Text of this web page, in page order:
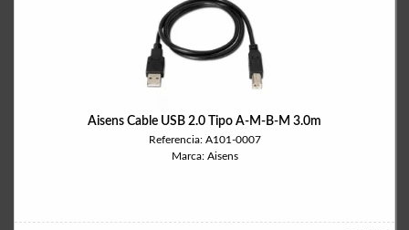
Aisens Cable USB 2.0 Tipo A-M-B-M 3.0m
Referencia: A101-0007
Marca: Aisens